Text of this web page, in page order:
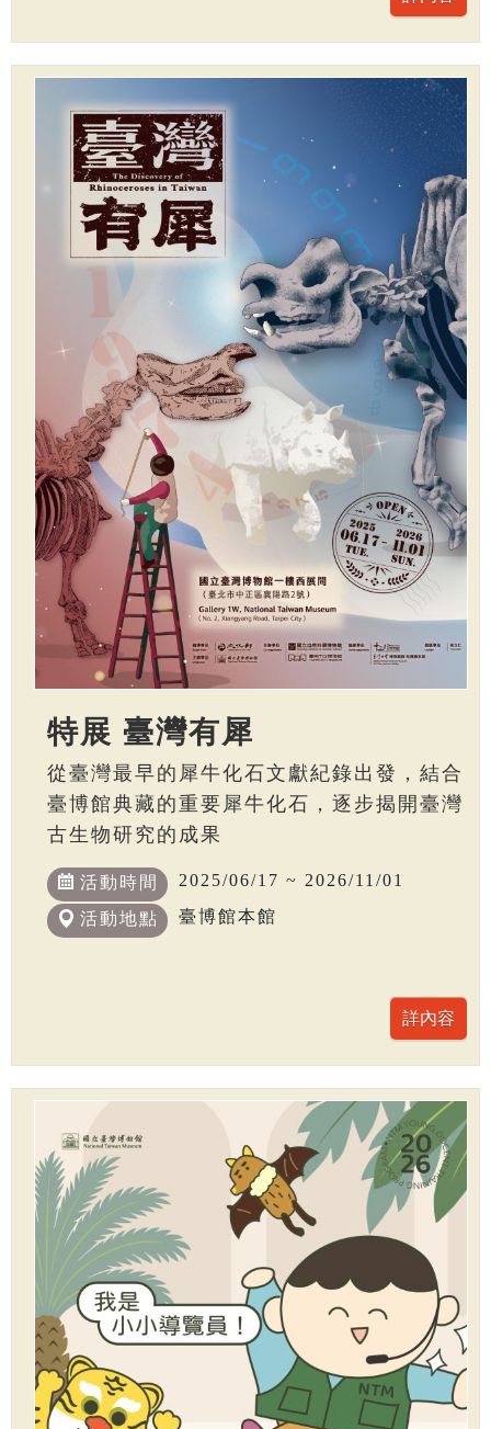
特展 臺灣有犀
從臺灣最早的犀牛化石文獻紀錄出發，結合
臺博館典藏的重要犀牛化石，逐步揭開臺灣
古生物研究的成果
活動時間 2025/06/17 ~ 2026/11/01
活動地點 臺博館本館